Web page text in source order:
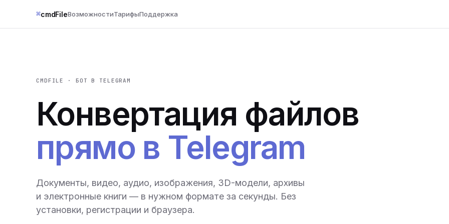
⌘cmdFileВозможностиТарифыПоддержка
CMDFILE · БОТ В TELEGRAM
Конвертация файлов
прямо в Telegram
Документы, видео, аудио, изображения, 3D-модели, архивы
и электронные книги — в нужном формате за секунды. Без
установки, регистрации и браузера.